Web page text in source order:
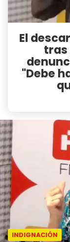
El
tras
"Debe
INDIGNACIÓN